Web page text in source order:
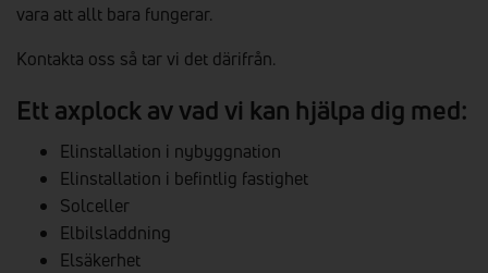
vara att allt bara fungerar.
Kontakta oss så tar vi det därifrån.
Ett axplock av vad vi kan hjälpa dig med:
Elinstallation i nybyggnation
Elinstallation i befintlig fastighet
Solceller
Elbilsladdning
Elsäkerhet